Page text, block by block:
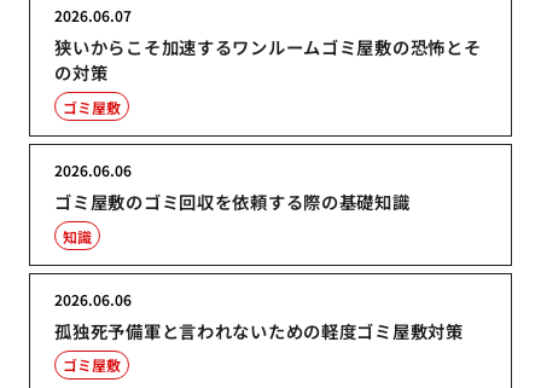
狭いからこそ加速するワンルームゴミ屋敷の恐怖とそ
の対策
2026.06.07
ゴミ屋敷
ゴミ屋敷のゴミ回収を依頼する際の基礎知識
2026.06.06
知識
孤独死予備軍と言われないための軽度ゴミ屋敷対策
2026.06.06
ゴミ屋敷